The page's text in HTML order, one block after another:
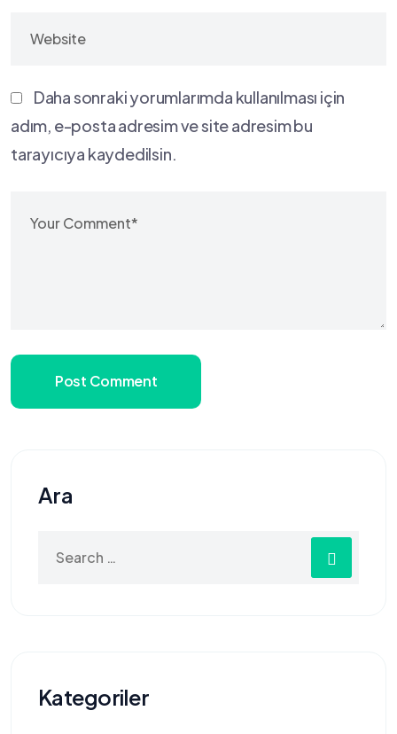
Daha sonraki yorumlarımda kullanılması için
adım, e-posta adresim ve site adresim bu
tarayıcıya kaydedilsin.
Post Comment
Ara
for:
Kategoriler